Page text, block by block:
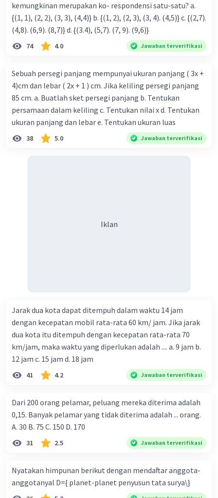
kemungkinan merupakan ko- respondensi satu-satu? a.
{(1, 1), (2, 2), (3, 3), (4,4)} b. {(1, 2), (2, 3), (3, 4). (4,5)} c. {(2,7).
(4,8). (6,9). (8,7)} d. {(3.4), (5,7). (7, 9). (9,6)}
74 4.0 Jawaban terverifikasi
Sebuah persegi panjang mempunyai ukuran panjang ( 3x +
4)cm dan lebar ( 2x + 1 ) cm. Jika keliling persegi panjang
85 cm. a. Buatlah sket persegi panjang b. Tentukan
persamaan dalam keliling c. Tentukan nilai x d. Tentukan
ukuran panjang dan lebar e. Tentukan ukuran luas
38 5.0 Jawaban terverifikasi
Iklan
Jarak dua kota dapat ditempuh dalam waktu 14 jam
dengan kecepatan mobil rata-rata 60 km/ jam. Jika jarak
dua kota itu ditempuh dengan kecepatan rata-rata 70
km/jam, maka waktu yang diperlukan adalah .... a. 9 jam b.
12 jam c. 15 jam d. 18 jam
41 4.2 Jawaban terverifikasi
Dari 200 orang pelamar, peluang mereka diterima adalah
0,15. Banyak pelamar yang tidak diterima adalah ... orang.
A. 30 B. 75 C. 150 D. 170
31 2.5 Jawaban terverifikasi
Nyatakan himpunan berikut dengan mendaftar anggota-
anggotanyal D={ planet-planet penyusun tata surya\}